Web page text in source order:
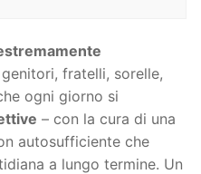
fratelli, sorelle,
ogni giorno si
– con la cura di una
autosufficiente che
a lungo termine. Un